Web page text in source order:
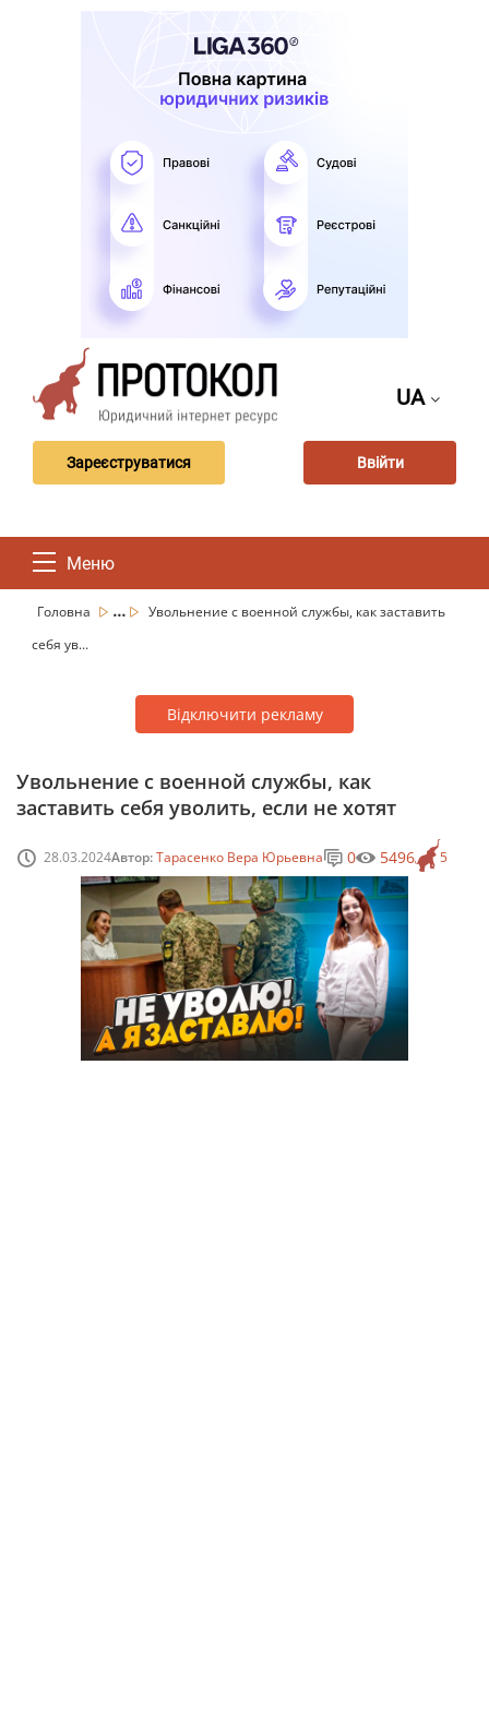
UA
Зареєструватися Ввійти
Меню
Головна ...
Увольнение с военной службы, как заставить
себя ув...
Відключити рекламу
Увольнение с военной службы, как
заставить себя уволить, если не хотят
28.03.2024Автор:Тарасенко Вера Юрьевна 5
0 5496